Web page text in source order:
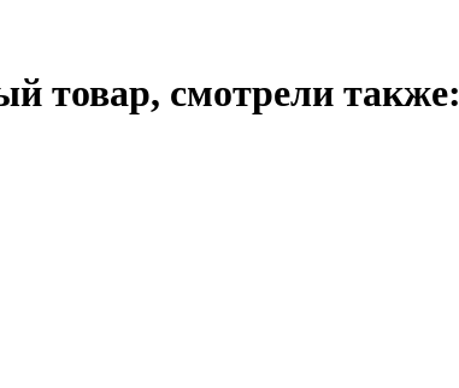
товар, смотрели также: